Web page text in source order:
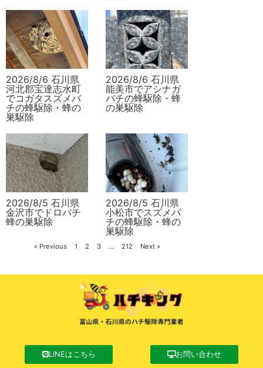
2026/8/6 石川県
河北郡宝達志水町
でコガタスズメバ
チの蜂駆除・蜂の
巣駆除
2026/8/6 石川県
能美市でアシナガ
バチの蜂駆除・蜂
の巣駆除
2026/8/5 石川県
金沢市でドロバチ
蜂の巣駆除
2026/8/5 石川県
小松市でスズメバ
チの蜂駆除・蜂の
巣駆除
« Previous 1 2 3 … 212 Next »
LINEはこちら お問い合わせ